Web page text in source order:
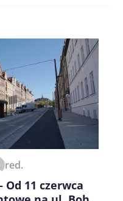
red.
Od 11 czerwca